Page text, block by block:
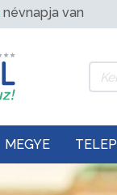
névnapja van
MEGYE